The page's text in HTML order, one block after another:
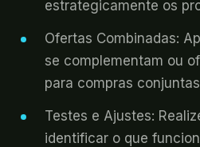
estrategicamente os
Ofertas Combinadas:
se complementam ou
para compras
Testes e Ajustes:
identificar o que